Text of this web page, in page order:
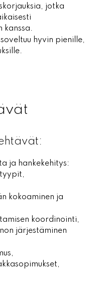
jotka
kanssa.
hyvin pienille,
ja hankekehitys:
kokoaminen ja
koordinointi,
järjestäminen